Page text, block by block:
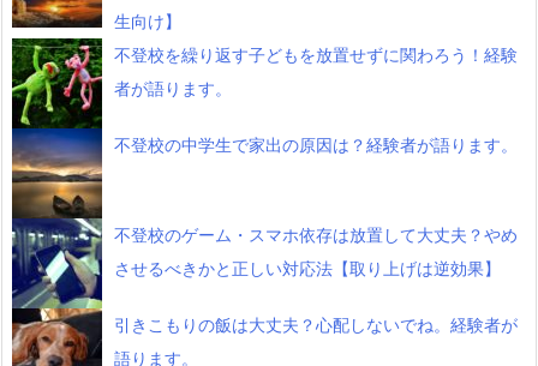
生向け】
不登校を繰り返す子どもを放置せずに関わろう！経験
者が語ります。
不登校の中学生で家出の原因は？経験者が語ります。
不登校のゲーム・スマホ依存は放置して大丈夫？やめ
させるべきかと正しい対応法【取り上げは逆効果】
引きこもりの飯は大丈夫？心配しないでね。経験者が
語ります。